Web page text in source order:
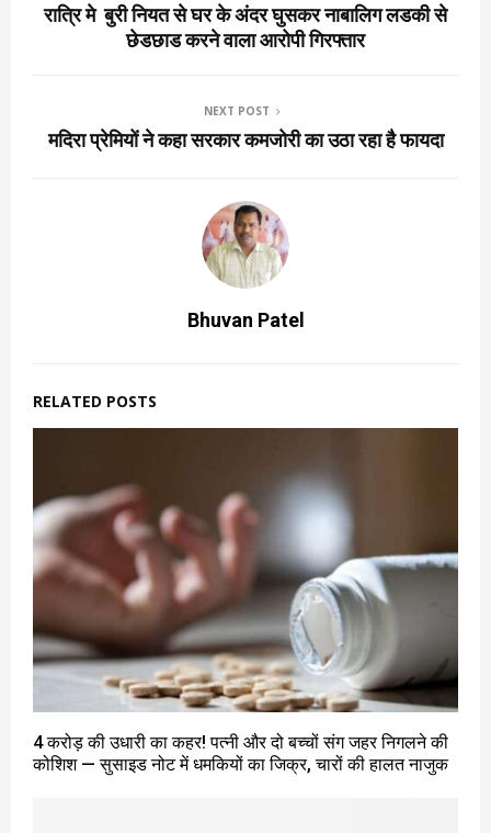
रात्रि मे बुरी नियत से घर के अंदर घुसकर नाबालिग लडकी से
छेडछाड करने वाला आरोपी गिरफ्तार
NEXT POST
मदिरा प्रेमियों ने कहा सरकार कमजोरी का उठा रहा है फायदा
Bhuvan Patel
RELATED POSTS
4 करोड़ की उधारी का कहर! पत्नी और दो बच्चों संग जहर निगलने की
कोशिश — सुसाइड नोट में धमकियों का जिक्र, चारों की हालत नाजुक